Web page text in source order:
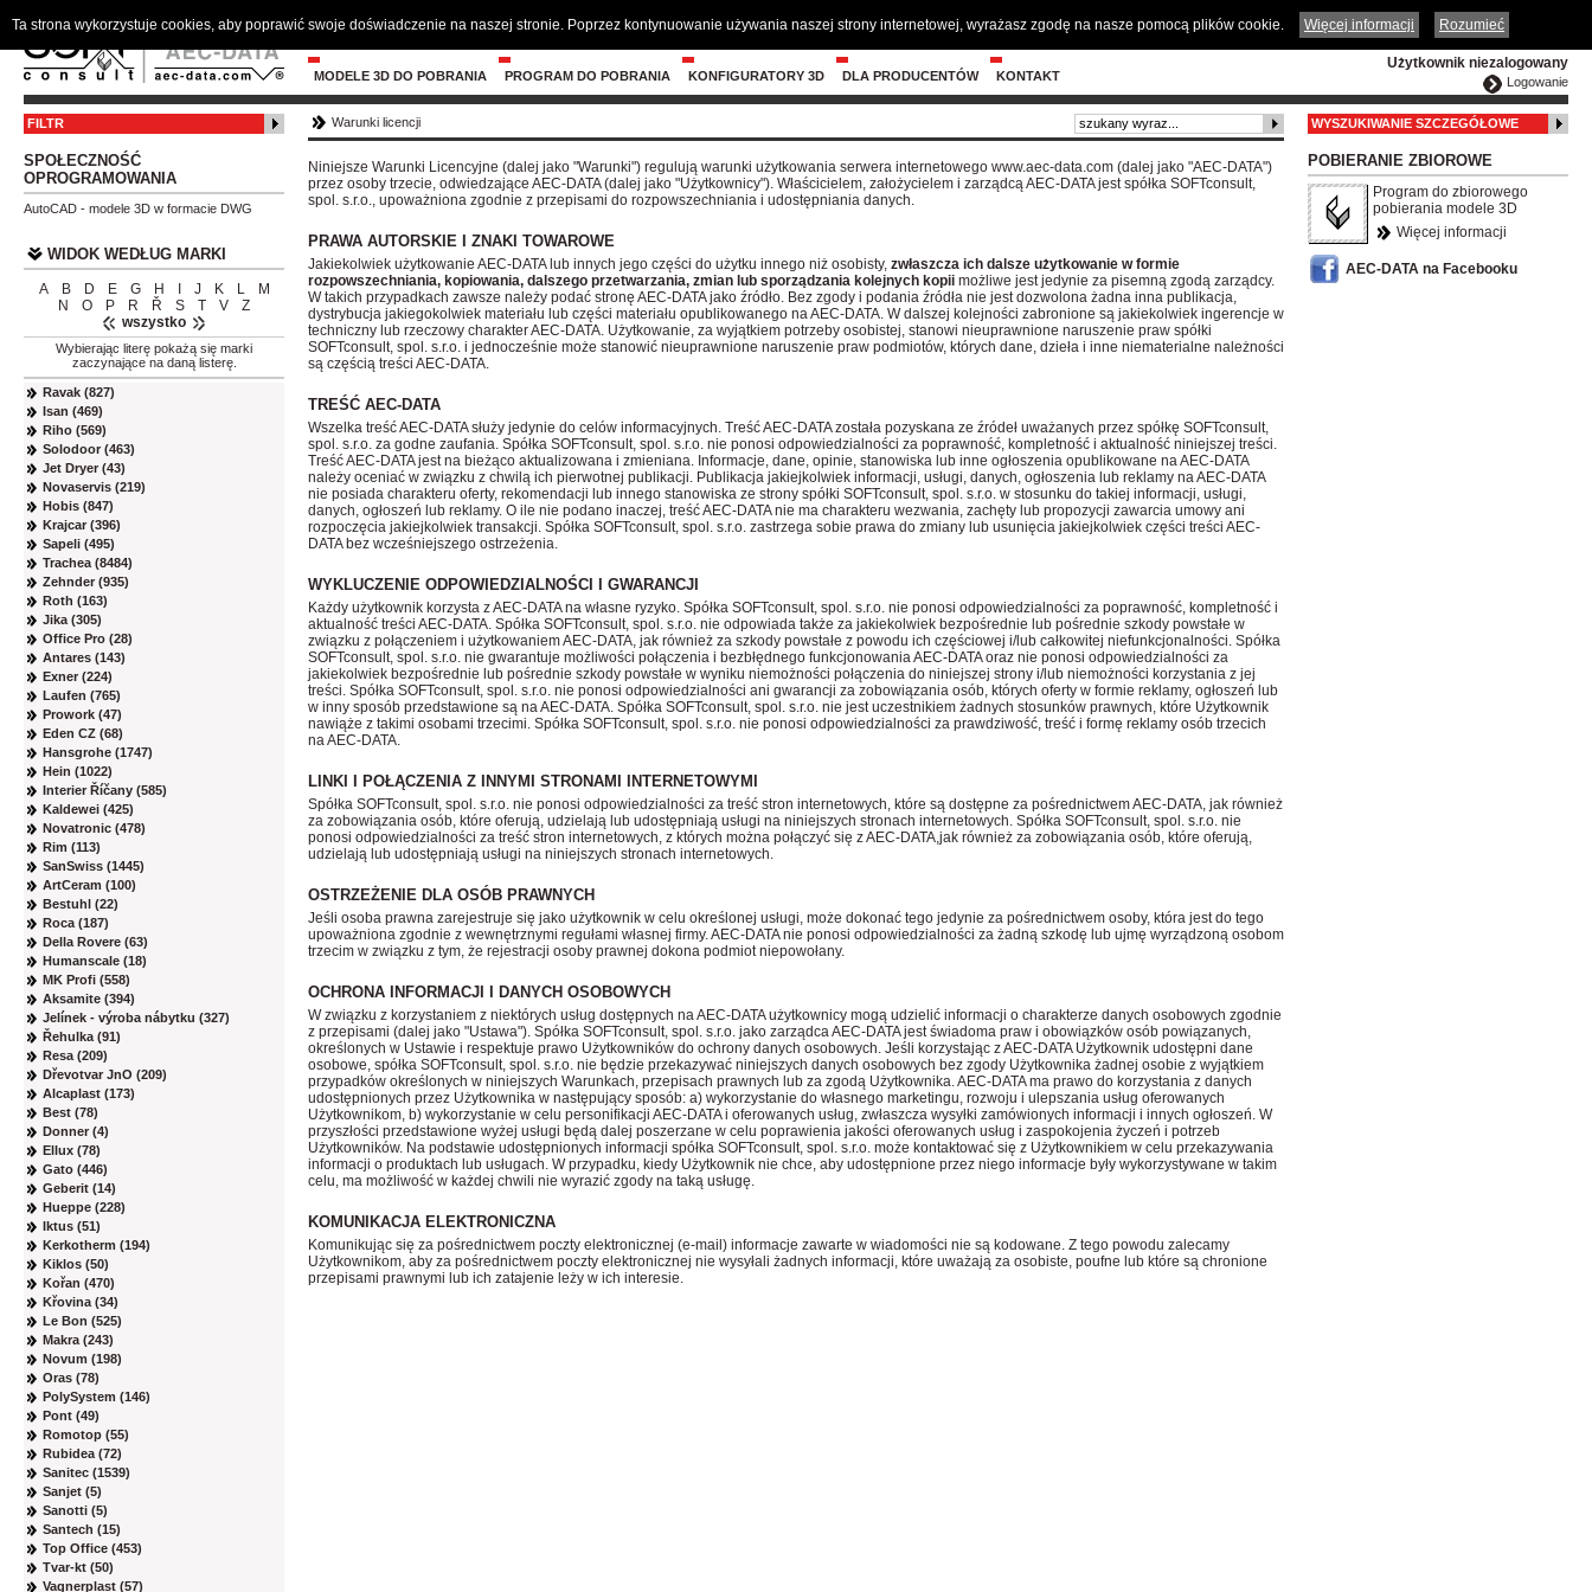
ČESKY ENGLISH DEUTSCH
Użytkownik niezalogowany
Logowanie
MODELE 3D DO POBRANIA PROGRAM DO POBRANIA KONFIGURATORY 3D DLA PRODUCENTÓW KONTAKT
FILTR
SPOŁECZNOŚĆ
OPROGRAMOWANIA
AutoCAD - modele 3D w formacie DWG
WIDOK WEDŁUG MARKI
A B D E G H J K L
M
N
O P R Ř S T V
Z
wszystko
Wybierając literę pokażą się marki
zaczynające na daną listerę.
Ravak (827)
Isan (469)
Riho (569)
Solodoor (463)
Jet Dryer (43)
Novaservis (219)
Hobis (847)
Krajcar (396)
Sapeli (495)
Trachea (8484)
Zehnder (935)
Roth (163)
Jika (305)
Office Pro (28)
Antares (143)
Exner (224)
Laufen (765)
Prowork (47)
Eden CZ (68)
Hansgrohe (1747)
Hein (1022)
Interier Říčany (585)
Kaldewei (425)
Novatronic (478)
Rim (113)
SanSwiss (1445)
ArtCeram (100)
Bestuhl (22)
Roca (187)
Della Rovere (63)
Humanscale (18)
MK Profi (558)
Aksamite (394)
Jelínek - výroba nábytku (327)
Řehulka (91)
Resa (209)
Dřevotvar JnO (209)
Alcaplast (173)
Best (78)
Donner (4)
Ellux (78)
Gato (446)
Geberit (14)
Hueppe (228)
Iktus (51)
Kerkotherm (194)
Kiklos (50)
Kořan (470)
Křovina (34)
Le Bon (525)
Makra (243)
Novum (198)
Oras (78)
PolySystem (146)
Pont (49)
Romotop (55)
Rubidea (72)
Sanitec (1539)
Sanjet (5)
Sanotti (5)
Santech (15)
Top Office (453)
Tvar-kt (50)
Vagnerplast (57)
Warunki licencji
Niniejsze Warunki Licencyjne (dalej jako "Warunki") regulują warunki użytkowania serwera internetowego www.aec-data.com (dalej jako "AEC-DATA")
przez osoby trzecie, odwiedzające AEC-DATA (dalej jako "Użytkownicy"). Właścicielem, założycielem i zarządcą AEC-DATA jest spółka SOFTconsult,
spol. s.r.o., upoważniona zgodnie z przepisami do rozpowszechniania i udostępniania danych.
PRAWA AUTORSKIE I ZNAKI TOWAROWE
Jakiekolwiek użytkowanie AEC-DATA lub innych jego części do użytku innego niż osobisty, zwłaszcza ich dalsze użytkowanie w formie
rozpowszechniania, kopiowania, dalszego przetwarzania, zmian lub sporządzania kolejnych kopii możliwe jest jedynie za pisemną zgodą zarządcy.
W takich przypadkach zawsze należy podać stronę AEC-DATA jako źródło. Bez zgody i podania źródła nie jest dozwolona żadna inna publikacja,
dystrybucja jakiegokolwiek materiału lub części materiału opublikowanego na AEC-DATA. W dalszej kolejności zabronione są jakiekolwiek ingerencje w
techniczny lub rzeczowy charakter AEC-DATA. Użytkowanie, za wyjątkiem potrzeby osobistej, stanowi nieuprawnione naruszenie praw spółki
SOFTconsult, spol. s.r.o. i jednocześnie może stanowić nieuprawnione naruszenie praw podmiotów, których dane, dzieła i inne niematerialne należności
są częścią treści AEC-DATA.
TREŚĆ AEC-DATA
Wszelka treść AEC-DATA służy jedynie do celów informacyjnych. Treść AEC-DATA została pozyskana ze źródeł uważanych przez spółkę SOFTconsult,
spol. s.r.o. za godne zaufania. Spółka SOFTconsult, spol. s.r.o. nie ponosi odpowiedzialności za poprawność, kompletność i aktualność niniejszej treści.
Treść AEC-DATA jest na bieżąco aktualizowana i zmieniana. Informacje, dane, opinie, stanowiska lub inne ogłoszenia opublikowane na AEC-DATA
należy oceniać w związku z chwilą ich pierwotnej publikacji. Publikacja jakiejkolwiek informacji, usługi, danych, ogłoszenia lub reklamy na AEC-DATA
nie posiada charakteru oferty, rekomendacji lub innego stanowiska ze strony spółki SOFTconsult, spol. s.r.o. w stosunku do takiej informacji, usługi,
danych, ogłoszeń lub reklamy. O ile nie podano inaczej, treść AEC-DATA nie ma charakteru wezwania, zachęty lub propozycji zawarcia umowy ani
rozpoczęcia jakiejkolwiek transakcji. Spółka SOFTconsult, spol. s.r.o. zastrzega sobie prawa do zmiany lub usunięcia jakiejkolwiek części treści AEC-
DATA bez wcześniejszego ostrzeżenia.
WYKLUCZENIE ODPOWIEDZIALNOŚCI I GWARANCJI
Każdy użytkownik korzysta z AEC-DATA na własne ryzyko. Spółka SOFTconsult, spol. s.r.o. nie ponosi odpowiedzialności za poprawność, kompletność i
aktualność treści AEC-DATA. Spółka SOFTconsult, spol. s.r.o. nie odpowiada także za jakiekolwiek bezpośrednie lub pośrednie szkody powstałe w
związku z połączeniem i użytkowaniem AEC-DATA, jak również za szkody powstałe z powodu ich częściowej i/lub całkowitej niefunkcjonalności. Spółka
SOFTconsult, spol. s.r.o. nie gwarantuje możliwości połączenia i bezbłędnego funkcjonowania AEC-DATA oraz nie ponosi odpowiedzialności za
jakiekolwiek bezpośrednie lub pośrednie szkody powstałe w wyniku niemożności połączenia do niniejszej strony i/lub niemożności korzystania z jej
treści. Spółka SOFTconsult, spol. s.r.o. nie ponosi odpowiedzialności ani gwarancji za zobowiązania osób, których oferty w formie reklamy, ogłoszeń lub
w inny sposób przedstawione są na AEC-DATA. Spółka SOFTconsult, spol. s.r.o. nie jest uczestnikiem żadnych stosunków prawnych, które Użytkownik
nawiąże z takimi osobami trzecimi. Spółka SOFTconsult, spol. s.r.o. nie ponosi odpowiedzialności za prawdziwość, treść i formę reklamy osób trzecich
na AEC-DATA.
LINKI I POŁĄCZENIA Z INNYMI STRONAMI INTERNETOWYMI
Spółka SOFTconsult, spol. s.r.o. nie ponosi odpowiedzialności za treść stron internetowych, które są dostępne za pośrednictwem AEC-DATA, jak również
za zobowiązania osób, które oferują, udzielają lub udostępniają usługi na niniejszych stronach internetowych. Spółka SOFTconsult, spol. s.r.o. nie
ponosi odpowiedzialności za treść stron internetowych, z których można połączyć się z AEC-DATA,jak również za zobowiązania osób, które oferują,
udzielają lub udostępniają usługi na niniejszych stronach internetowych.
OSTRZEŻENIE DLA OSÓB PRAWNYCH
Jeśli osoba prawna zarejestruje się jako użytkownik w celu określonej usługi, może dokonać tego jedynie za pośrednictwem osoby, która jest do tego
upoważniona zgodnie z wewnętrznymi regułami własnej firmy. AEC-DATA nie ponosi odpowiedzialności za żadną szkodę lub ujmę wyrządzoną osobom
trzecim w związku z tym, że rejestracji osoby prawnej dokona podmiot niepowołany.
OCHRONA INFORMACJI I DANYCH OSOBOWYCH
W związku z korzystaniem z niektórych usług dostępnych na AEC-DATA użytkownicy mogą udzielić informacji o charakterze danych osobowych zgodnie
z przepisami (dalej jako "Ustawa"). Spółka SOFTconsult, spol. s.r.o. jako zarządca AEC-DATA jest świadoma praw i obowiązków osób powiązanych,
określonych w Ustawie i respektuje prawo Użytkowników do ochrony danych osobowych. Jeśli korzystając z AEC-DATA Użytkownik udostępni dane
osobowe, spółka SOFTconsult, spol. s.r.o. nie będzie przekazywać niniejszych danych osobowych bez zgody Użytkownika żadnej osobie z wyjątkiem
przypadków określonych w niniejszych Warunkach, przepisach prawnych lub za zgodą Użytkownika. AEC-DATA ma prawo do korzystania z danych
udostępnionych przez Użytkownika w następujący sposób: a) wykorzystanie do własnego marketingu, rozwoju i ulepszania usług oferowanych
Użytkownikom, b) wykorzystanie w celu personifikacji AEC-DATA i oferowanych usług, zwłaszcza wysyłki zamówionych informacji i innych ogłoszeń. W
przyszłości przedstawione wyżej usługi będą dalej poszerzane w celu poprawienia jakości oferowanych usług i zaspokojenia życzeń i potrzeb
Użytkowników. Na podstawie udostępnionych informacji spółka SOFTconsult, spol. s.r.o. może kontaktować się z Użytkownikiem w celu przekazywania
informacji o produktach lub usługach. W przypadku, kiedy Użytkownik nie chce, aby udostępnione przez niego informacje były wykorzystywane w takim
celu, ma możliwość w każdej chwili nie wyrazić zgody na taką usługę.
KOMUNIKACJA ELEKTRONICZNA
Komunikując się za pośrednictwem poczty elektronicznej (e-mail) informacje zawarte w wiadomości nie są kodowane. Z tego powodu zalecamy
Użytkownikom, aby za pośrednictwem poczty elektronicznej nie wysyłali żadnych informacji, które uważają za osobiste, poufne lub które są chronione
przepisami prawnymi lub ich zatajenie leży w ich interesie.
WYSZUKIWANIE SZCZEGÓŁOWE
POBIERANIE ZBIOROWE
Program do zbiorowego
pobierania modele 3D
Więcej informacji
AEC-DATA na Facebooku
Ta strona wykorzystuje cookies, aby poprawić swoje doświadczenie na naszej stronie. Poprzez kontynuowanie używania naszej strony internetowej, wyrażasz zgodę na nasze pomocą plików cookie. Więcej informacji Rozumieć